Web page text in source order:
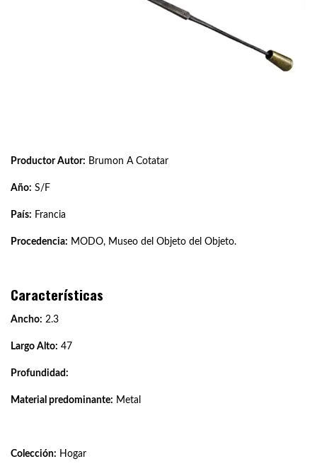
Productor Autor: Brumon A Cotatar
Año: S/F
País: Francia
Procedencia: MODO, Museo del Objeto del Objeto.
Características
Ancho: 2.3
Largo Alto: 47
Profundidad:
Material predominante: Metal
Colección: Hogar